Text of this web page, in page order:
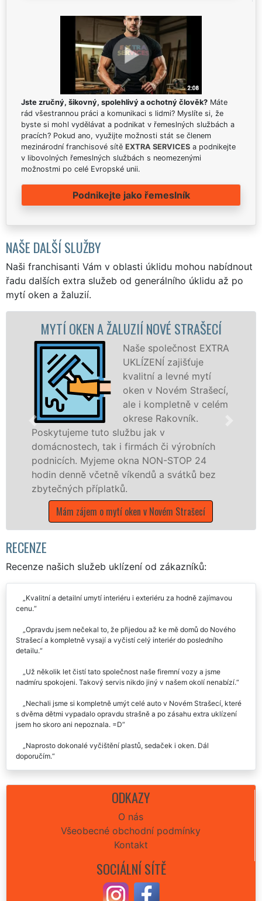
Jste zručný, šikovný, spolehlivý a ochotný člověk? Máte
rád všestrannou práci a komunikaci s lidmi? Myslíte si, že
byste si mohl vydělávat a podnikat v řemeslných službách a
pracích? Pokud ano, využijte možnosti stát se členem
mezinárodní franchisové sítě EXTRA SERVICES a podnikejte
v libovolných řemeslných službách s neomezenými
možnostmi po celé Evropské unii.
Podnikejte jako řemeslník
NAŠE DALŠÍ SLUŽBY
Naši franchisanti Vám v oblasti úklidu mohou nabídnout
řadu dalších extra služeb od generálního úklidu až po
mytí oken a žaluzií.
A ŽALUZIÍ NOVÉ STRAŠECÍ
Naše společnost EXTRA
UKLÍZENÍ zajišťuje
kvalitní a levné mytí
oken v Novém Strašecí,
ale i kompletně v celém
okrese Rakovník.
tuto službu jak v
tak i firmách či výrobních
okna NON-STOP 24
včetně víkendů a svátků bez
příplatků.
o mytí oken v Novém Strašecí
MYTÍ
dřevěná
kompletní a
okrese
UKLÍZENÍ, a
státních
RECENZE
Recenze našich služeb uklízení od zákazníků:
Kvalitní a detailní umytí interiéru i exteriéru za hodně zajímavou
cenu.
Opravdu jsem nečekal to, že přijedou až ke mě domů do Nového
Strašecí a kompletně vysají a vyčistí celý interiér do posledního
Už několik let čistí tato společnost naše firemní vozy a jsme
nadmíru spokojeni. Takový servis nikdo jiný v našem okolí nenabízí.
Nechali jsme si kompletně umýt celé auto v Novém Strašecí, které
s dvěma dětmi vypadalo opravdu strašně a po zásahu extra uklízení
Už poněkolikáté jsem využil jejich mytí automobilu a vždy jsem
mile překvapen. Moc děkuji za tyhle služby.
ODKAZY
O nás
Všeobecné obchodní podmínky
Kontakt